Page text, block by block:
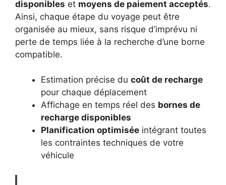
disponibles et moyens de paiement acceptés.
Ainsi, chaque étape du voyage peut être
organisée au mieux, sans risque d’imprévu ni
perte de temps liée à la recherche d’une borne
compatible.
Estimation précise du coût de recharge
pour chaque déplacement
Affichage en temps réel des bornes de
recharge disponibles
Planification optimisée intégrant toutes
les contraintes techniques de votre
véhicule